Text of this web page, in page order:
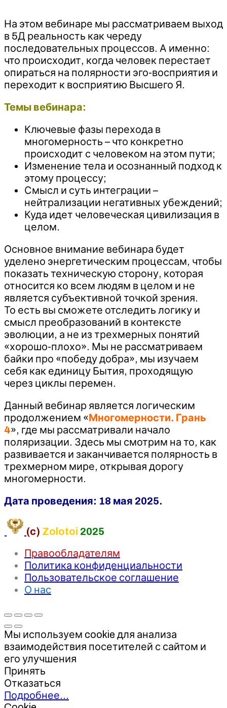
На этом вебинаре мы рассматриваем выход
в 5Д реальность как череду
последовательных процессов. А именно:
что происходит, когда человек перестает
опираться на полярности эго-восприятия и
переходит к восприятию Высшего Я.
Темы вебинара:
Ключевые фазы перехода в
многомерность – что конкретно
происходит с человеком на этом пути;
Изменение тела и осознанный подход к
этому процессу;
Смысл и суть интеграции –
нейтрализации негативных убеждений;
Куда идет человеческая цивилизация в
целом.
Основное внимание вебинара будет
уделено энергетическим процессам, чтобы
показать техническую сторону, которая
относится ко всем людям в целом и не
является субъективной точкой зрения.
То есть вы сможете отследить логику и
смысл преобразований в контексте
эволюции, а не из трехмерных понятий
«хорошо-плохо». Мы не рассматриваем
байки про «победу добра», мы изучаем
себя как единицу Бытия, проходящую
через циклы перемен.
Данный вебинар является логическим
продолжением «Многомерности. Грань
4», где мы рассматривали начало
поляризации. Здесь мы смотрим на то, как
развивается и заканчивается полярность в
трехмерном мире, открывая дорогу
многомерности.
Дата проведения: 18 мая 2025.
(c) Zolotoi 2025
Правообладателям
Политика конфиденциальности
Пользовательское соглашение
О нас
Мы используем cookie для анализа
взаимодействия посетителей с сайтом и
его улучшения
Принять
Отказаться
Подробнее…